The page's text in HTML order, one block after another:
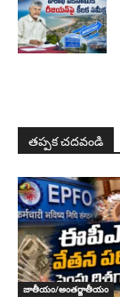
తప్పక చదవండి
జాతీయం/అంతర్జాతీయం